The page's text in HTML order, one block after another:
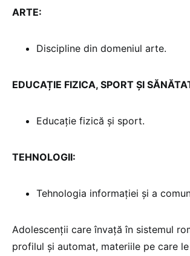
ARTE:
Discipline din domeniul arte.
EDUCAȚIE FIZICA, SPORT ȘI
Educație fizică și sport.
TEHNOLOGII:
Tehnologia informației și a
Adolescenții care învață în sistemul
profilul și automat, materiile pe care